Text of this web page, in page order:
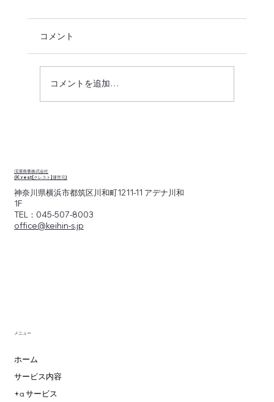
コメント
コメントを追加…
渓濱商事株式会社
(K:rest[クレスト]運営元)
神奈川県横浜市都筑区川和町1211-11 アデナ川和
1F
TEL：045-507-8003
office@keihin-s.jp
メニュー
ホーム
サービス内容
+α サービス